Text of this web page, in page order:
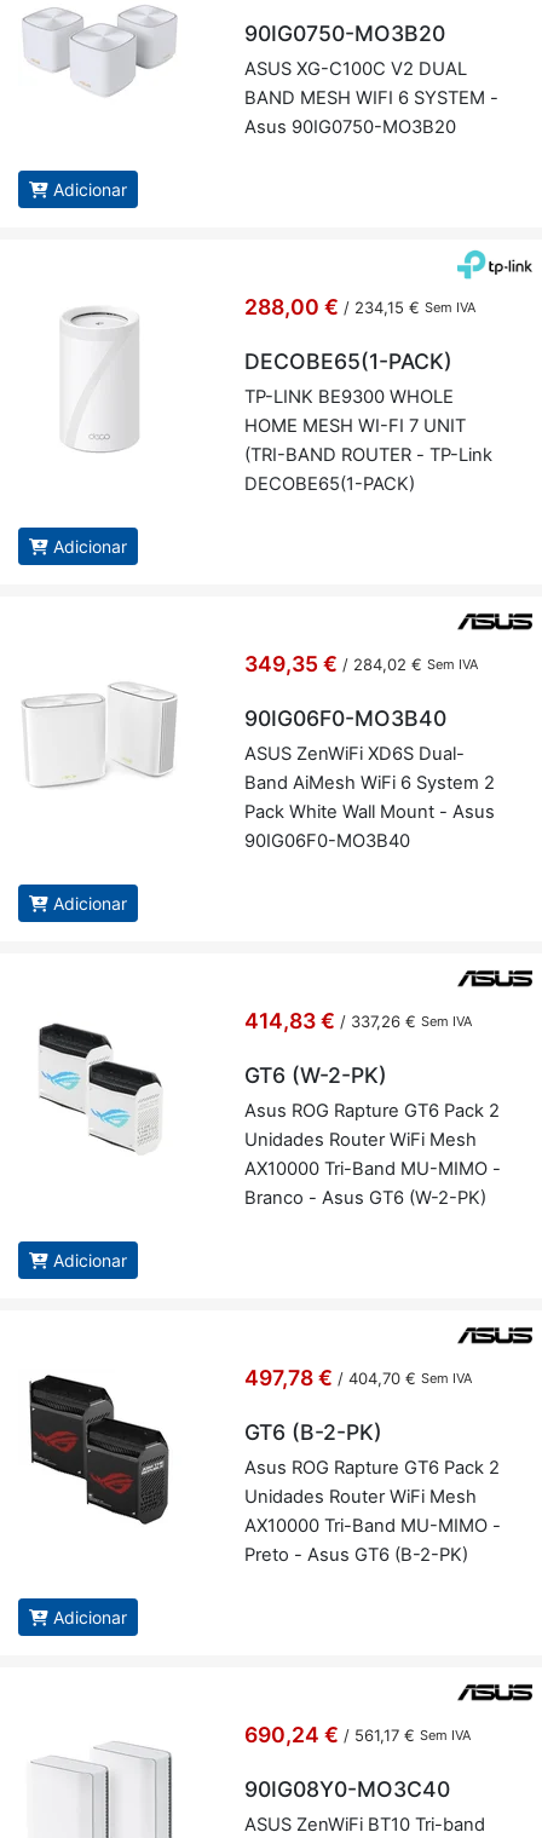
90IG0750-MO3B20
ASUS XG-C100C V2 DUAL
BAND MESH WIFI 6 SYSTEM -
Asus 90IG0750-MO3B20
Adicionar
288,00 € / 234,15 € Sem IVA
DECOBE65(1-PACK)
TP-LINK BE9300 WHOLE
HOME MESH WI-FI 7 UNIT
(TRI-BAND ROUTER - TP-Link
DE­CO­BE65(1-PACK)
Adicionar
349,35 € / 284,02 € Sem IVA
90IG06F0-MO3B40
ASUS ZenWiFi XD6S Dual-
Band Ai­Mesh WiFi 6 System 2
Pack White Wall Mount - Asus
90IG06F0-MO3B40
Adicionar
414,83 € / 337,26 € Sem IVA
GT6 (W-2-PK)
Asus ROG Rap­ture GT6 Pack 2
Uni­dades Router WiFi Mesh
AX10000 Tri-Band MU-MIMO -
Branco - Asus GT6 (W-2-PK)
Adicionar
497,78 € / 404,70 € Sem IVA
GT6 (B-2-PK)
Asus ROG Rap­ture GT6 Pack 2
Uni­dades Router WiFi Mesh
AX10000 Tri-Band MU-MIMO -
Preto - Asus GT6 (B-2-PK)
Adicionar
690,24 € / 561,17 € Sem IVA
90IG08Y0-MO3C40
ASUS ZenWiFi BT10 Tri-band